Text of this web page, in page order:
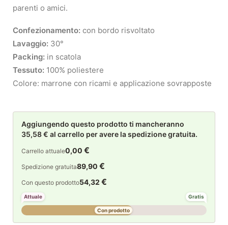
parenti o amici.
Confezionamento: con bordo risvoltato
Lavaggio: 30°
Packing: in scatola
Tessuto: 100% poliestere
Colore: marrone con ricami e applicazione sovrapposte
Aggiungendo questo prodotto ti mancheranno
35,58 € al carrello per avere la spedizione gratuita.
Carrello attuale0,00 €
Spedizione gratuita89,90 €
Con questo prodotto54,32 €
Attuale Gratis
Con prodotto